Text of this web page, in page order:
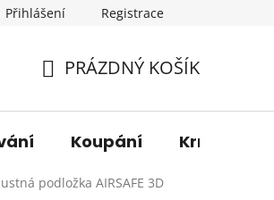
sleva O nás
Přihlášení Registrace
KOŠÍK
PRÁZDNÝ KOŠÍK
Koupání Krmení
podložka AIRSAFE 3D